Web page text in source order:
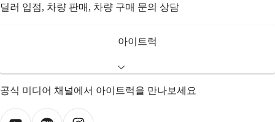
딜러 입점, 차량 판매, 차량 구매 문의 상담
아이트럭
공식 미디어 채널에서 아이트럭을 만나보세요